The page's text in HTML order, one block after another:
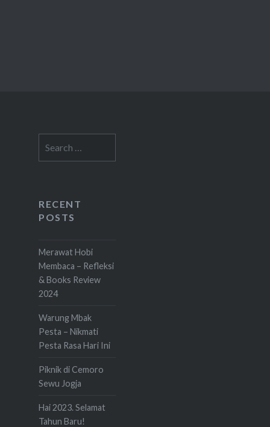
for:
RECENT
POSTS
Merawat Hobi
Membaca – Refleksi
& Books Review
2024
Warung Mbak
Pesta – Nikmati
Pesta Rasa Hari Ini
Piknik di Cemoro
Sewu Jogja
Hai 2023. Selamat
Tahun Baru!